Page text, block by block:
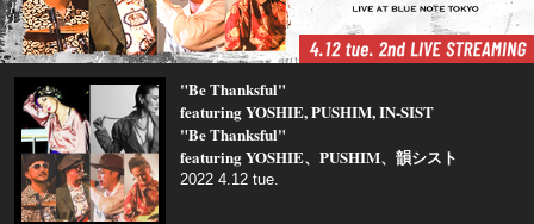
"Be Thanksful"
featuring YOSHIE, PUSHIM, IN-SIST
"Be Thanksful"
featuring YOSHIE、PUSHIM、韻シスト
2022 4.12 tue.